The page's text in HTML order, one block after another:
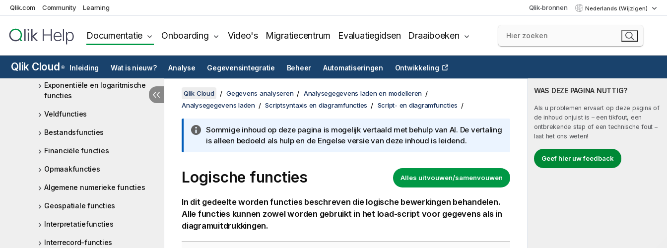
Qlik.com Community Learning Qlik-bronnen Nederlands (Wijzigen)
Documentatie Onboarding Video's Migratiecentrum Evaluatiegidsen Draaiboeken
Qlik Cloud ® Inleiding Wat is nieuw? Analyse Gegevensintegratie Beheer Automatiseringen Ontwikkeling
Kleurfuncties
Voorwaardenfuncties
Datum- en tijdfuncties
Exponentiële en logaritmische
functies
Veldfuncties
Bestandsfuncties
Financiële functies
Opmaakfuncties
Algemene numerieke functies
Geospatiale functies
Interpretatiefuncties
Interrecord-functies
WAS DEZE PAGINA NUTTIG?
Als u problemen ervaart op deze pagina of
de inhoud onjuist is – een tikfout, een
ontbrekende stap of een technische fout –
laat het ons weten!
Geef hier uw feedback
Qlik Cloud Gegevens analyseren
Analysegegevens laden en modelleren
Analysegegevens laden
Scriptsyntaxis en diagramfuncties Script- en diagramfuncties
Sommige inhoud op deze pagina is mogelijk vertaald met behulp van AI. De vertaling
is alleen bedoeld als hulp en de Engelse versie van deze inhoud is leidend.
Alles uitvouwen/samenvouwen
Logische functies
In dit gedeelte worden functies beschreven die logische bewerkingen behandelen.
Alle functies kunnen zowel worden gebruikt in het load-script voor gegevens als in
diagramuitdrukkingen.